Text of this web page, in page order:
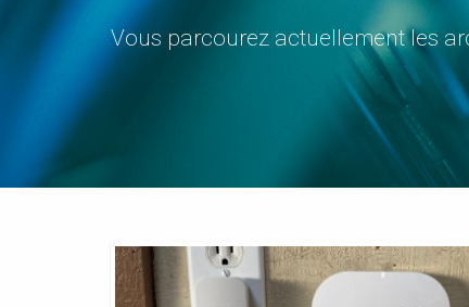
Vous parcourez actuellement les
What
Is
A